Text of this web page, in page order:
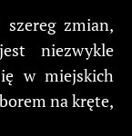
zmian,
niezwykle
w miejskich
na kręte,